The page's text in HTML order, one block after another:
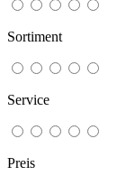
Sortiment
Service
Preis